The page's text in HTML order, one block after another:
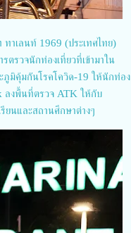
าเลนท์ 1969 (ประเทศไทย)
ตรวจนักท่องเที่ยวที่เข้ามาใน
ภูมิคุ้มกันโรคโควิด-19 ให้นักท่อง
ลงพื้นที่ตรวจ ATK ให้กับ
ยนและสถานศึกษาต่างๆ